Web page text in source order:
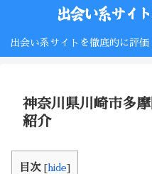
出会い系サイトを徹底的に評価
神奈川県川崎市多
紹介
目次 [ hide]